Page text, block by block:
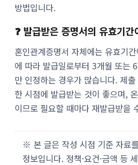
방법입니다.
❓ 발급받은 증명서의 유효기
혼인관계증명서 자체에는 유효기
에 따라 발급일로부터 3개월 또는
만 인정하는 경우가 많습니다. 제
한 시점에 발급받는 것이 좋으며,
이므로 필요할 때마다 재발급받을
※ 본 글은 작성 시점 기준 자료
정보입니다. 정책·요건·금액 등